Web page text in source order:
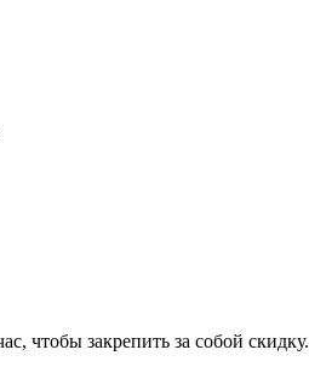
чтобы закрепить за собой скидку.